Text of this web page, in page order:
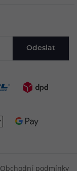
Odeslat
Obchodní podmínky